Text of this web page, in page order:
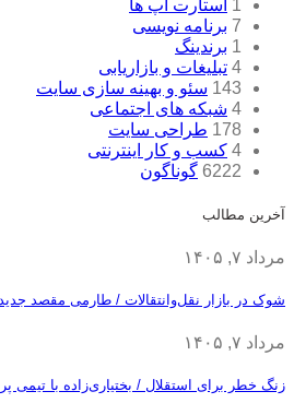
استارت آپ ها
برنامه نویسی
برندینگ
4 تبلیغات و بازاریابی
143 سئو و بهینه سازی سایت
4 شبکه های اجتماعی
178 طراحی سایت
4 کسب و کار اینترنتی
6222 گوناگون
آخرین مطالب
مرداد ۷, ۱۴۰۵
شوک در بازار نقل‌وانتقالات / طارمی مقصد
مرداد ۷, ۱۴۰۵
زنگ خطر برای استقلال / بختیاری‌زاده با تیمی